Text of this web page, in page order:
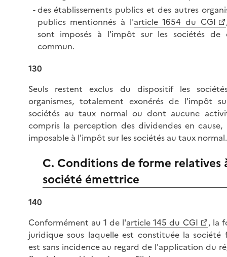
des établissements publics et des autres
publics mentionnés à l'article 1654 du CGI
sont imposés à l'impôt sur les sociétés de
commun.
130
Seuls restent exclus du dispositif les
organismes, totalement exonérés de l'impôt
sociétés au taux normal ou dont aucune
compris la perception des dividendes en cause,
imposable à l'impôt sur les sociétés au taux normal.
C. Conditions de forme relatives
société émettrice
140
Conformément au 1 de l'article 145 du CGI
, la
juridique sous laquelle est constituée la société
est sans incidence au regard de l'application du